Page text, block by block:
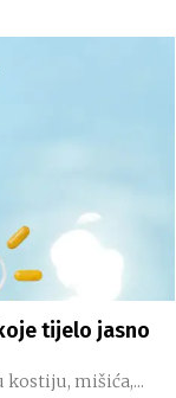
tijelo jasno
mišića,...